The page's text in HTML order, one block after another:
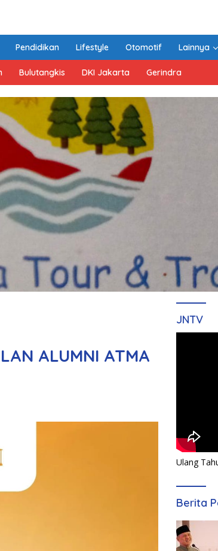
Pendidikan Lifestyle Otomotif Lainnya
Bulutangkis DKI Jakarta Gerindra
ALUMNI ATMA
JNTV
Ulang
Berita